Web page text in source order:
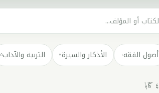
أصول الفقه١ الأذكار والسيرة٣ التربية والآداب٥